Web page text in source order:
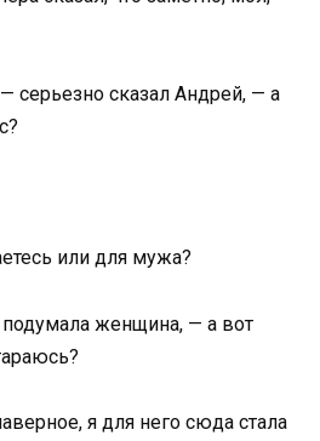
серьезно сказал Андрей, — а
или для мужа?
женщина, — а вот
я для него сюда стала